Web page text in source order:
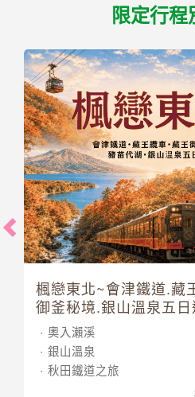
限定行程
楓戀東北~會津鐵道.藏
御釜秘境.銀山溫泉五日
奧入瀨溪
銀山溫泉
秋田鐵道之旅